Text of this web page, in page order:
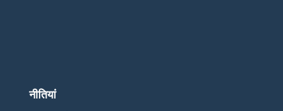
नीतियां